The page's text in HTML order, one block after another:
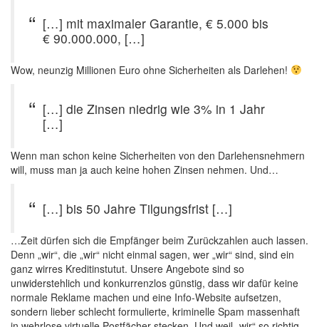
[…] mit maximaler Garantie, € 5.000 bis
€ 90.000.000, […]
Wow, neunzig Millionen Euro ohne Sicherheiten als Darlehen!
[…] die Zinsen niedrig wie 3% in 1 Jahr
[…]
Wenn man schon keine Sicherheiten von den Darlehensnehmern
will, muss man ja auch keine hohen Zinsen nehmen. Und…
[…] bis 50 Jahre Tilgungsfrist […]
…Zeit dürfen sich die Empfänger beim Zurückzahlen auch lassen.
Denn „wir“, die „wir“ nicht einmal sagen, wer „wir“ sind, sind ein
ganz wirres Kreditinstutut. Unsere Angebote sind so
unwiderstehlich und konkurrenzlos günstig, dass wir dafür keine
normale Reklame machen und eine Info-Website aufsetzen,
sondern lieber schlecht formulierte, kriminelle Spam massenhaft